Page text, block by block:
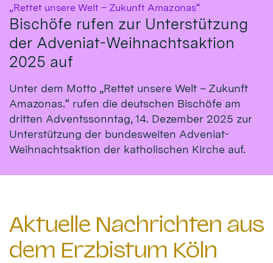
„Rettet unsere Welt – Zukunft Amazonas“
Bischöfe rufen zur Unterstützung
der Adveniat-Weihnachtsaktion
2025 auf
Unter dem Motto „Rettet unsere Welt – Zukunft
Amazonas.“ rufen die deutschen Bischöfe am
dritten Adventssonntag, 14. Dezember 2025 zur
Unterstützung der bundesweiten Adveniat-
Weihnachtsaktion der katholischen Kirche auf.
Aktuelle Nachrichten aus
dem Erzbistum Köln